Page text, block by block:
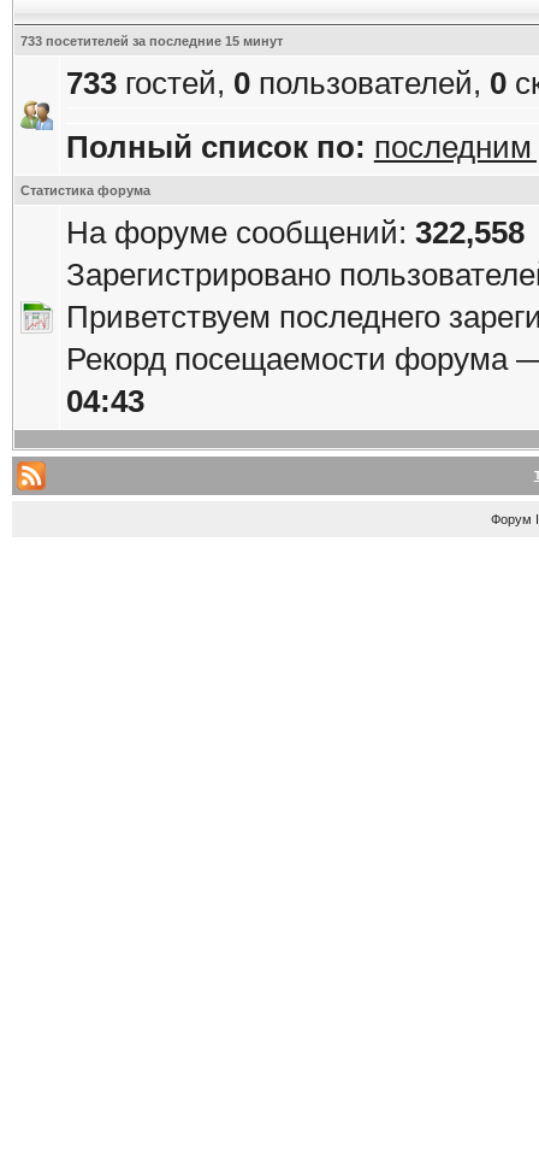
733 посетителей за последние 15 минут
733гостей, 0пользователей, 0
Полный список по:
Статистика форума
На форуме сообщений: 322,558
Зарегистрировано
Приветствуем последнего
Рекорд посещаемости форума
04:43
Форум